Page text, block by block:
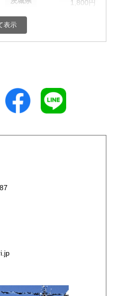
1,800円
群馬県
千葉県
富山県
福井県
1,800円
広島県
表示